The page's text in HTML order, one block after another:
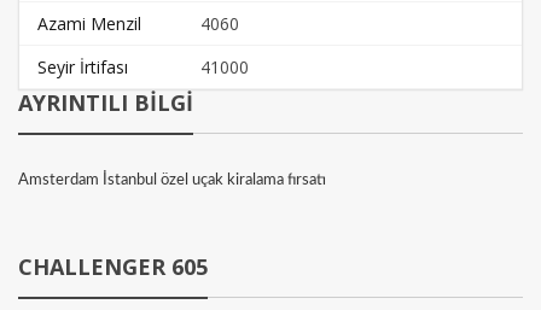
Azami Menzil
4060
Seyir İrtifası
41000
AYRINTILI BİLGİ
Amsterdam İstanbul özel uçak kiralama fırsatı
CHALLENGER 605